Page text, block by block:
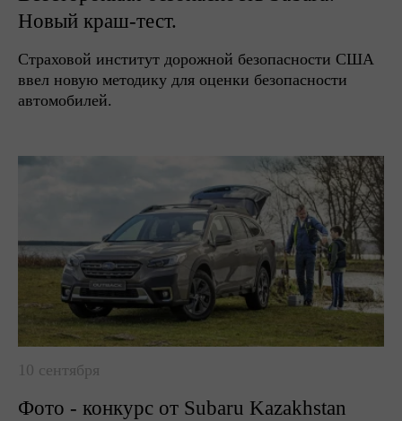
Новый краш-тест.
Страховой институт дорожной безопасности США
ввел новую методику для оценки безопасности
автомобилей.
10 сентября
Фото - конкурс от Subaru Kazakhstan